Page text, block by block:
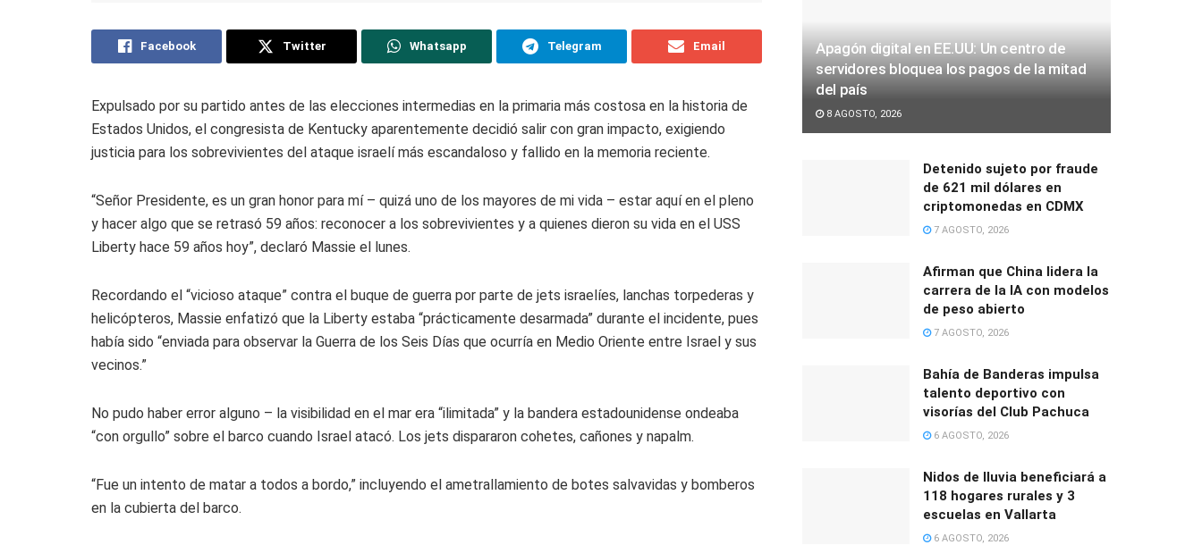
Facebook Twitter Whatsapp Telegram Email
Expulsado por su partido antes de las elecciones intermedias en la primaria más costosa en la historia de
Estados Unidos, el congresista de Kentucky aparentemente decidió salir con gran impacto, exigiendo
justicia para los sobrevivientes del ataque israelí más escandaloso y fallido en la memoria reciente.
“Señor Presidente, es un gran honor para mí – quizá uno de los mayores de mi vida – estar aquí en el pleno
y hacer algo que se retrasó 59 años: reconocer a los sobrevivientes y a quienes dieron su vida en el USS
Liberty hace 59 años hoy”, declaró Massie el lunes.
Recordando el “vicioso ataque” contra el buque de guerra por parte de jets israelíes, lanchas torpederas y
helicópteros, Massie enfatizó que la Liberty estaba “prácticamente desarmada” durante el incidente, pues
había sido “enviada para observar la Guerra de los Seis Días que ocurría en Medio Oriente entre Israel y sus
vecinos.”
No pudo haber error alguno – la visibilidad en el mar era “ilimitada” y la bandera estadounidense ondeaba
“con orgullo” sobre el barco cuando Israel atacó. Los jets dispararon cohetes, cañones y napalm.
“Fue un intento de matar a todos a bordo,” incluyendo el ametrallamiento de botes salvavidas y bomberos
en la cubierta del barco.
Apagón digital en EE.UU: Un centro de
servidores bloquea los pagos de la mitad
del país
8 AGOSTO, 2026
Detenido sujeto por fraude
de 621 mil dólares en
criptomonedas en CDMX
7 AGOSTO, 2026
Afirman que China lidera la
carrera de la IA con modelos
de peso abierto
7 AGOSTO, 2026
Bahía de Banderas impulsa
talento deportivo con
visorías del Club Pachuca
6 AGOSTO, 2026
Nidos de lluvia beneficiará a
118 hogares rurales y 3
escuelas en Vallarta
6 AGOSTO, 2026